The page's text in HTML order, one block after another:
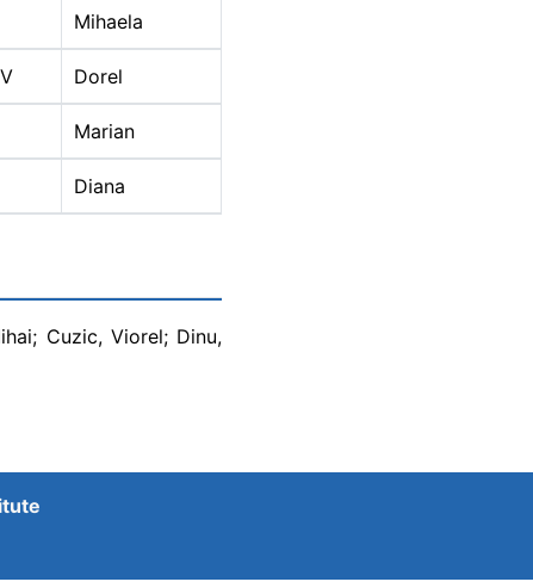
Mihaela
Dorel
Marian
Diana
Cuzic, Viorel; Dinu,